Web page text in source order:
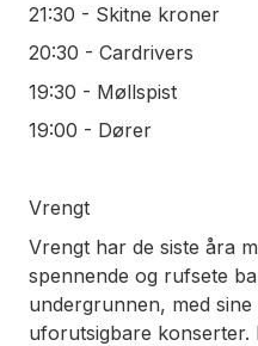
21:30 - Skitne kroner
20:30 - Cardrivers
19:30 - Møllspist
19:00 - Dører
Vrengt
Vrengt har de siste åra
spennende og rufsete
undergrunnen, med
uforutsigbare konserter.